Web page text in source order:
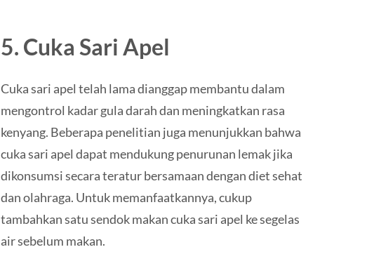
5. Cuka Sari Apel
Cuka sari apel telah lama dianggap membantu dalam
mengontrol kadar gula darah dan meningkatkan rasa
kenyang. Beberapa penelitian juga menunjukkan bahwa
cuka sari apel dapat mendukung penurunan lemak jika
dikonsumsi secara teratur bersamaan dengan diet sehat
dan olahraga. Untuk memanfaatkannya, cukup
tambahkan satu sendok makan cuka sari apel ke segelas
air sebelum makan.